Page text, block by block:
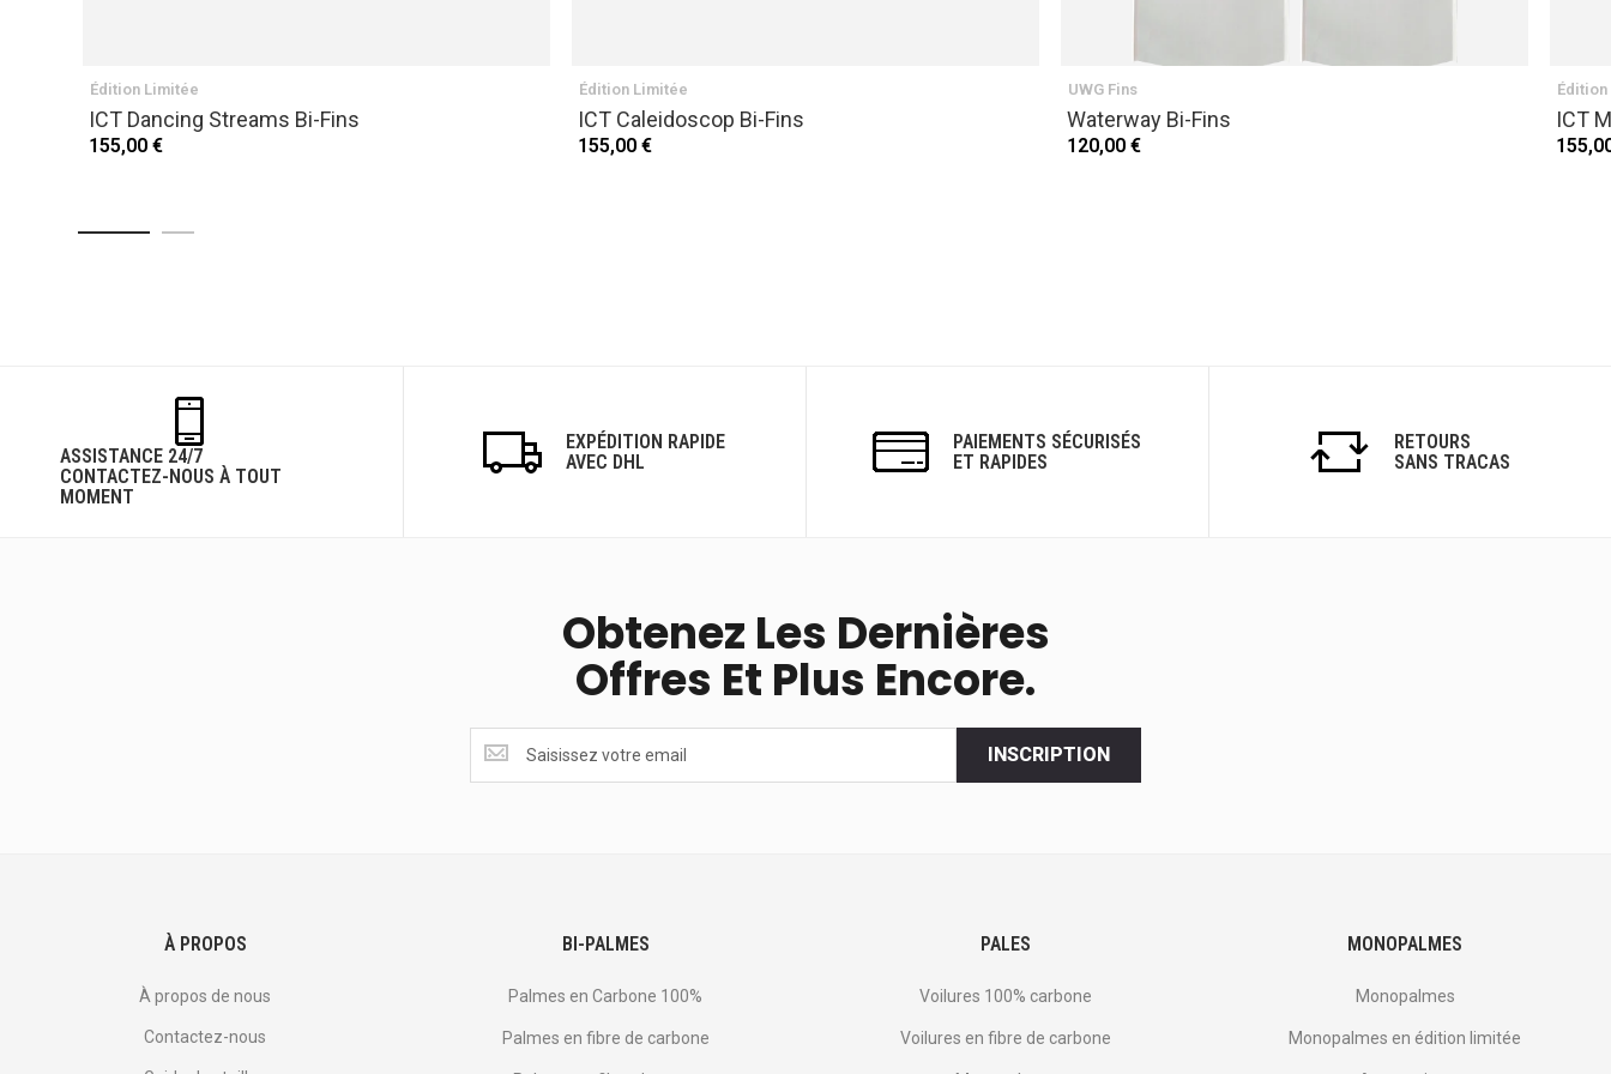
Édition Limitée
ICT Dancing Streams Bi-Fins
155,00 €
Édition Limitée
ICT Caleidoscop Bi-Fins
155,00 €
UWG Fins
Waterway Bi-Fins
120,00 €
ICT
ASSISTANCE 24/7
CONTACTEZ-NOUS À TOUT
MOMENT
EXPÉDITION RAPIDE
AVEC DHL
PAIEMENTS SÉCURISÉS
ET RAPIDES
RETOURS
SANS TRACAS
Obtenez Les Dernières
Offres Et Plus Encore.
les
dernières
INSCRIPTION
À PROPOS
À propos de nous
Contactez-nous
BI-PALMES
Palmes en Carbone 100%
Palmes en fibre de carbone
PALES
Voilures 100% carbone
Voilures en fibre de carbone
MONOPALMES
Monopalmes
Monopalmes en édition limitée